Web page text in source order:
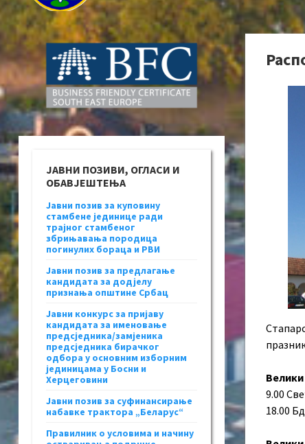
9.00
18.00
ЈАВНИ ПОЗИВИ, ОГЛАСИ И
ОБАВЈЕШТЕЊА
Јавни позив за куповину
стамбене јединице ради
трајног стамбеног
збрињавања породица
погинулих бораца и РВИ
Јавни позив за предлагање
кандидата за додјелу
признања општине Србац
Јавни конкурс за пријаву
кандидата за именовање
предсједника/замјеника
предсједника бирачког
одбора у основним изборним
јединицама у Босни и
Херцеговини
Јавни позив за суфинансирање
набавке трактора „Беларус“
Правилник о условима и начину